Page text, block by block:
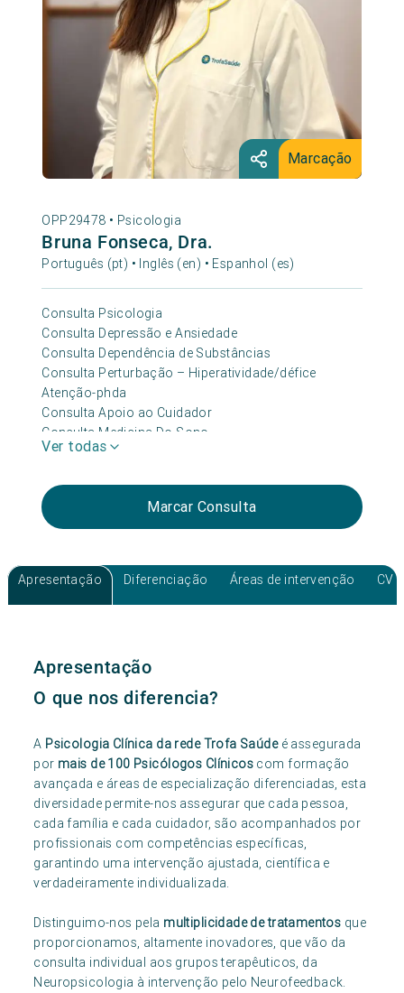
Marcação
OPP29478 • Psicologia
Bruna Fonseca, Dra.
Português (pt) • Inglês (en) • Espanhol (es)
Consulta Psicologia
Consulta Depressão e Ansiedade
Consulta Dependência de Substâncias
Consulta Perturbação – Hiperatividade/défice
Atenção-phda
Consulta Apoio ao Cuidador
Consulta Medicina Do Sono
Consulta Perturbação – Personalidade
Ver todas
Marcar Consulta
Apresentação Diferenciação Áreas de intervenção CV
Apresentação
O que nos diferencia?
A Psicologia Clínica da rede Trofa Saúdeé assegurada
por mais de 100 Psicólogos Clínicos com formação
avançada e áreas de especialização diferenciadas, esta
diversidade permite-nos assegurar que cada pessoa,
cada família e cada cuidador, são acompanhados por
profissionais com competências específicas,
garantindo uma intervenção ajustada, científica e
verdadeiramente individualizada.
Distinguimo-nos pela multiplicidade de tratamentos que
proporcionamos, altamente inovadores, que vão da
consulta individual aos grupos terapêuticos, da
Neuropsicologia à intervenção pelo Neurofeedback.